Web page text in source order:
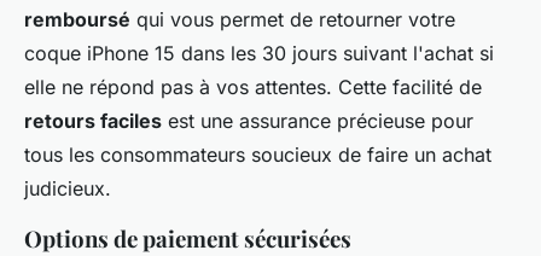
remboursé qui vous permet de retourner votre
coque iPhone 15 dans les 30 jours suivant l'achat si
elle ne répond pas à vos attentes. Cette facilité de
retours faciles est une assurance précieuse pour
tous les consommateurs soucieux de faire un achat
judicieux.
Options de paiement sécurisées